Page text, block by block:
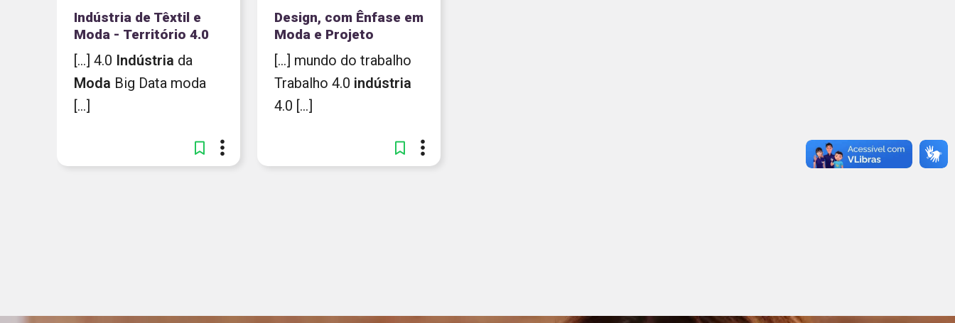
Indústria de Têxtil e
Moda - Território 4.0
[...] 4.0 Indústria da
Moda Big Data moda
[...]
Design, com Ênfase em
Moda e Projeto
[...] mundo do trabalho
Trabalho 4.0 indústria
4.0 [...]